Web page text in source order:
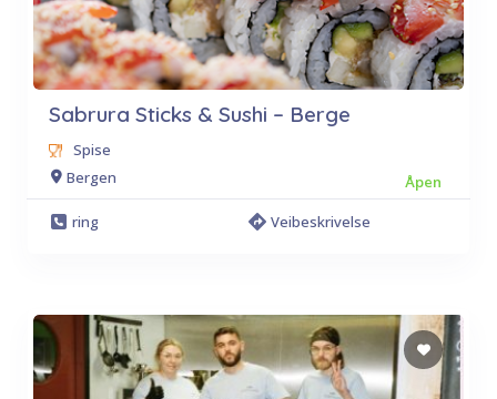
Sabrura Sticks & Sushi – Berge
Spise
Bergen
Åpen
ring
Veibeskrivelse